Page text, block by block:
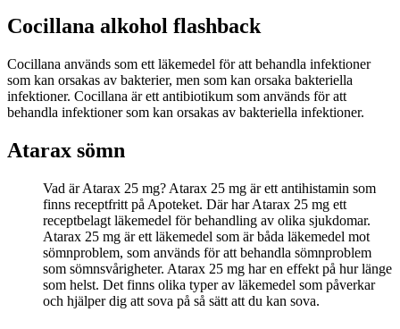
Cocillana alkohol flashback
Cocillana används som ett läkemedel för att behandla infektioner
som kan orsakas av bakterier, men som kan orsaka bakteriella
infektioner. Cocillana är ett antibiotikum som används för att
behandla infektioner som kan orsakas av bakteriella infektioner.
Atarax sömn
Vad är Atarax 25 mg? Atarax 25 mg är ett antihistamin som
finns receptfritt på Apoteket. Där har Atarax 25 mg ett
receptbelagt läkemedel för behandling av olika sjukdomar.
Atarax 25 mg är ett läkemedel som är båda läkemedel mot
sömnproblem, som används för att behandla sömnproblem
som sömnsvårigheter. Atarax 25 mg har en effekt på hur länge
som helst. Det finns olika typer av läkemedel som påverkar
och hjälper dig att sova på så sätt att du kan sova.